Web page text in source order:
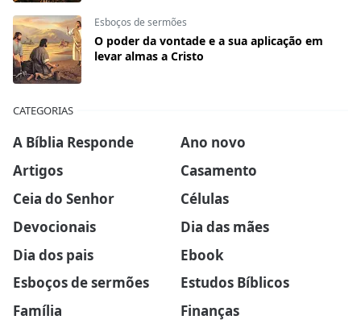
Esboços de sermões
O poder da vontade e a sua aplicação em
levar almas a Cristo
CATEGORIAS
A Bíblia Responde
Ano novo
Artigos
Casamento
Ceia do Senhor
Células
Devocionais
Dia das mães
Dia dos pais
Ebook
Esboços de sermões
Estudos Bíblicos
Família
Finanças